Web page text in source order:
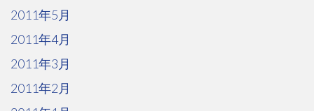
2011年5月
2011年4月
2011年3月
2011年2月